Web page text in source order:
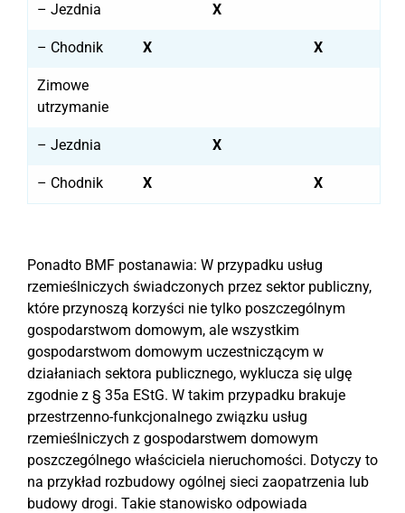
– Jezdnia X
– Chodnik X X
Zimowe
utrzymanie
– Jezdnia X
– Chodnik X X
Ponadto BMF postanawia: W przypadku usług
rzemieślniczych świadczonych przez sektor publiczny,
które przynoszą korzyści nie tylko poszczególnym
gospodarstwom domowym, ale wszystkim
gospodarstwom domowym uczestniczącym w
działaniach sektora publicznego, wyklucza się ulgę
zgodnie z § 35a EStG. W takim przypadku brakuje
przestrzenno-funkcjonalnego związku usług
rzemieślniczych z gospodarstwem domowym
poszczególnego właściciela nieruchomości. Dotyczy to
na przykład rozbudowy ogólnej sieci zaopatrzenia lub
budowy drogi. Takie stanowisko odpowiada